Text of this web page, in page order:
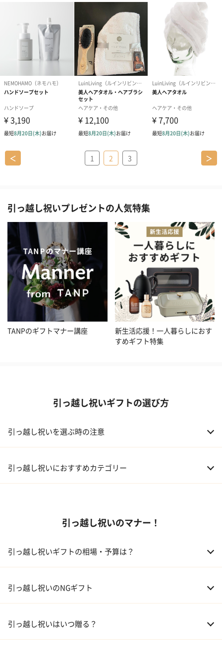
＜ 1 2 3 ＞
引っ越し祝いプレゼントの人気特集
TANPのギフトマナー講座
新生活応援！一人暮らしにおす
すめギフト特集
引っ越し祝いギフトの選び方
引っ越し祝いを選ぶ時の注意
引っ越し祝いにおすすめカテゴリー
03 スイーツ
05 ギフトカタログ
引っ越し祝いのマナー！
引っ越し祝いギフトの相場・予算は？
02 友人、同僚 5,000～10,000円
引っ越し祝いのNGギフト
引っ越し祝いはいつ贈る？